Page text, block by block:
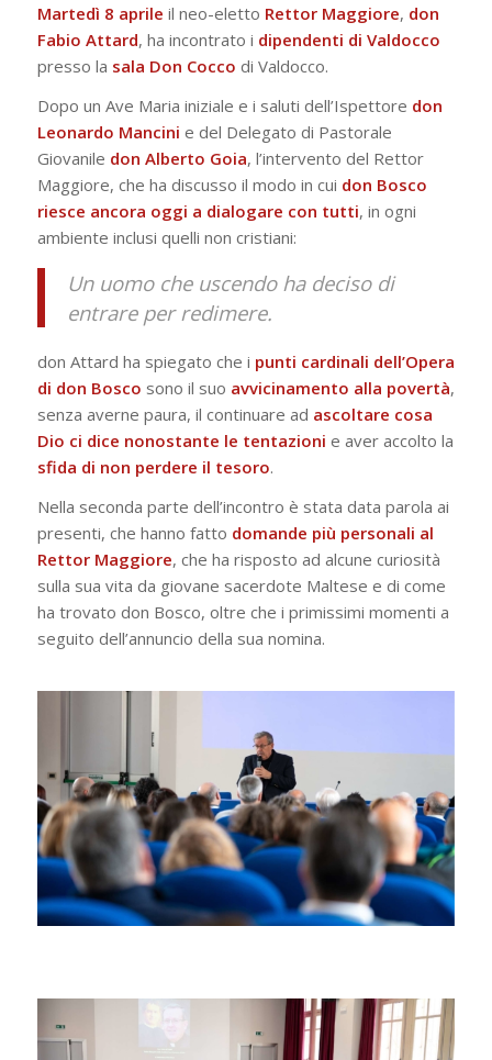
Martedì 8 aprile il neo-eletto Rettor Maggiore, don
Fabio Attard, ha incontrato i dipendenti di Valdocco
presso la sala Don Cocco di Valdocco.
Dopo un Ave Maria iniziale e i saluti dell’Ispettore don
Leonardo Mancini e del Delegato di Pastorale
Giovanile don Alberto Goia, l’intervento del Rettor
Maggiore, che ha discusso il modo in cui don Bosco
riesce ancora oggi a dialogare con tutti, in ogni
ambiente inclusi quelli non cristiani:
Un uomo che uscendo ha deciso di
entrare per redimere.
don Attard ha spiegato che i punti cardinali dell’Opera
di don Bosco sono il suo avvicinamento alla povertà,
senza averne paura, il continuare ad ascoltare cosa
Dio ci dice nonostante le tentazioni e aver accolto la
sfida di non perdere il tesoro.
Nella seconda parte dell’incontro è stata data parola ai
presenti, che hanno fatto domande più personali al
Rettor Maggiore, che ha risposto ad alcune curiosità
sulla sua vita da giovane sacerdote Maltese e di come
ha trovato don Bosco, oltre che i primissimi momenti a
seguito dell’annuncio della sua nomina.